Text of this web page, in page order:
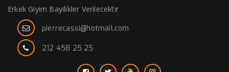
Erkek Giyim Bayilikler Verilecektir
pierrecassi@hotmail.com
212 458 25 25